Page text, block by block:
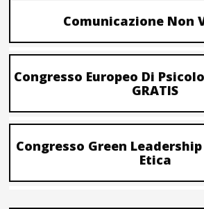
Comunicazione Non
Congresso Europeo Di
GRATIS
Congresso Green
Etica